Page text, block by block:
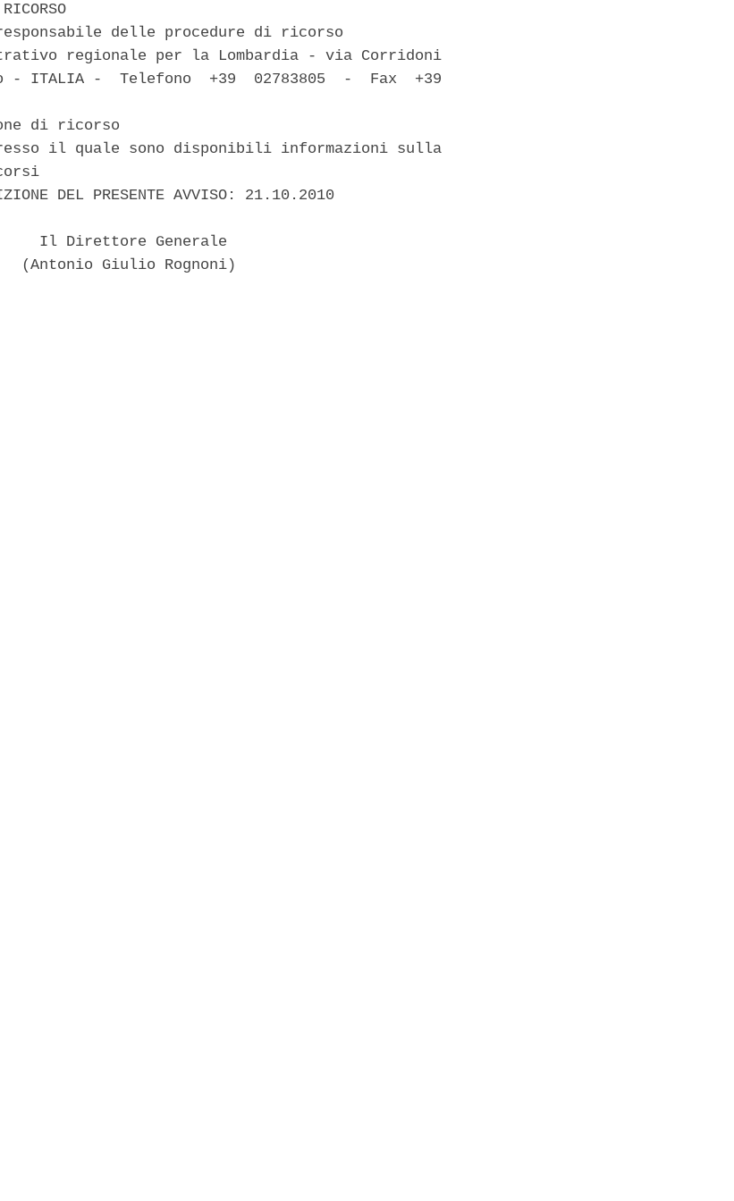
delle procedure di ricorso
regionale per la Lombardia - via Corridoni
- ITALIA -  Telefono  +39  02783805  -  Fax  +39
di ricorso
il quale sono disponibili informazioni sulla
DEL PRESENTE AVVISO: 21.10.2010
Il Direttore Generale
(Antonio Giulio Rognoni)